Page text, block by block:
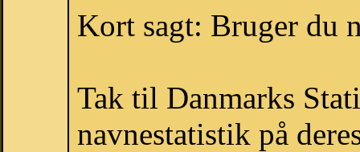
Kort sagt: Bruger du
Tak til Danmarks
navnestatistik på